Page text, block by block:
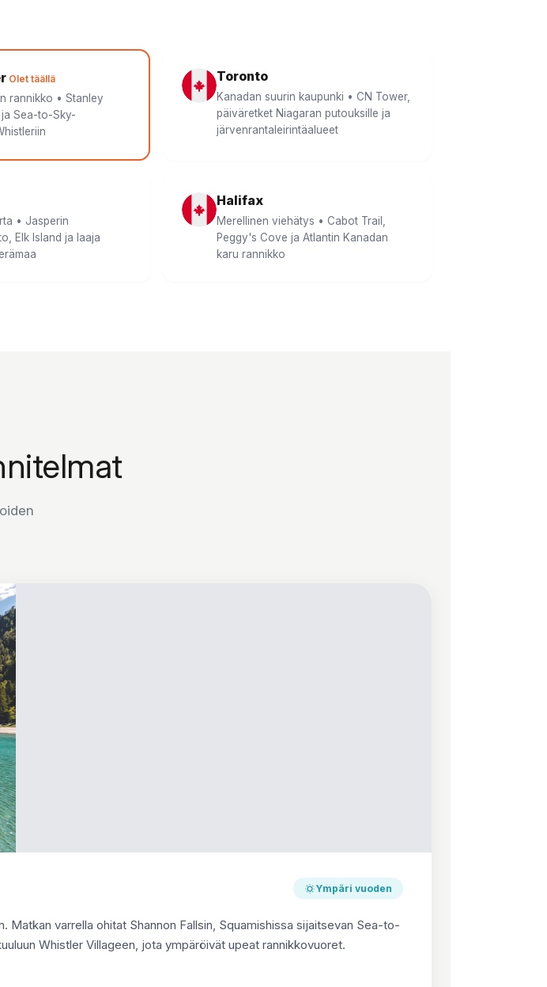
Olet täällä
rannikko • Stanley
Sea-to-Sky-
Toronto
Kanadan suurin kaupunki • CN Tower,
päiväretket Niagaran putouksille ja
järvenrantaleirintäalueet
• Jasperin
Elk Island ja laaja
Halifax
Merellinen viehätys • Cabot Trail,
Peggy's Cove ja Atlantin Kanadan
karu rannikko
Ympäri vuoden
varrella ohitat Shannon Fallsin, Squamishissa sijaitsevan Sea-to-
Whistler Villageen, jota ympäröivät upeat rannikkovuoret.